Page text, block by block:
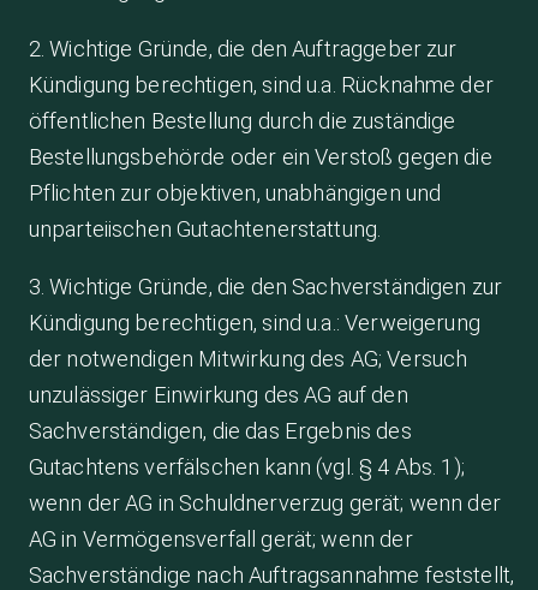
2. Wichtige Gründe, die den Auftraggeber zur
Kündigung berechtigen, sind u.a. Rücknahme der
öffentlichen Bestellung durch die zuständige
Bestellungsbehörde oder ein Verstoß gegen die
Pflichten zur objektiven, unabhängigen und
unparteiischen Gutachtenerstattung.
3. Wichtige Gründe, die den Sachverständigen zur
Kündigung berechtigen, sind u.a.: Verweigerung
der notwendigen Mitwirkung des AG; Versuch
unzulässiger Einwirkung des AG auf den
Sachverständigen, die das Ergebnis des
Gutachtens verfälschen kann (vgl. § 4 Abs. 1);
wenn der AG in Schuldnerverzug gerät; wenn der
AG in Vermögensverfall gerät; wenn der
Sachverständige nach Auftragsannahme feststellt,